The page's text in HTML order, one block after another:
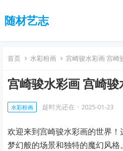
随材艺志
首页 水彩粉画 宫崎骏水彩画 宫崎
宫崎骏水彩画 宫崎
水彩粉画 趁时光还在 · 2025-01-23
欢迎来到宫崎骏水彩画的世界！
梦幻般的场景和独特的魔幻风